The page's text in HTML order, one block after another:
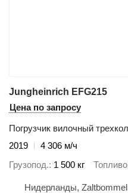
Jungheinrich EFG215
Цена по запросу
Погрузчик вилочный
2019
4 306 м/ч
Грузопод. 1 500 кг Топливо
Нидерланды, Zaltbommel